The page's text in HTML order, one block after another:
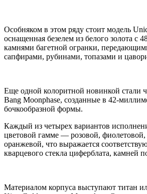
Особняком в этом ряду стоит модель
оснащенная безелем из белого золота с
камнями багетной огранки,
сапфирами, рубинами, топазами и
Еще одной колоритной новинкой стали
Bang Moonphase, созданные в 42-
бочкообразной формы.
Каждый из четырех вариантов
цветовой гамме — розовой,
оранжевой, что выражается
кварцевого стекла циферблата, камней
Материалом корпуса выступают титан